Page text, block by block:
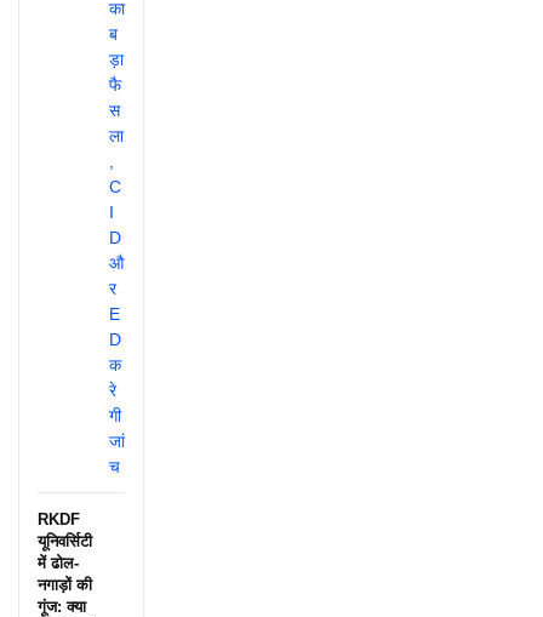
RKDF
यूनिवर्सिटी
में ढोल-
नगाड़ों की
गूंज: क्या